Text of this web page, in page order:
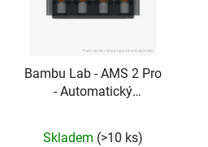
Bambu Lab - AMS 2 Pro
- Automatický
Skladem (>10 ks)